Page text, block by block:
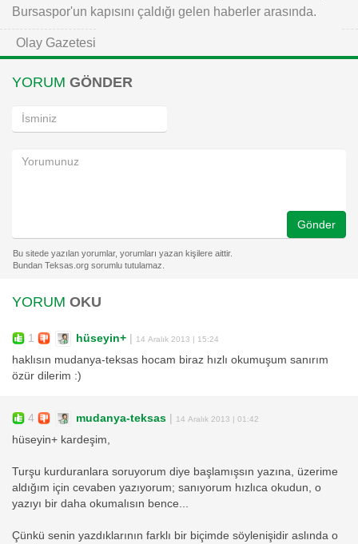
Bursaspor'un kapısını çaldığı gelen haberler arasında.
Olay Gazetesi
YORUM GÖNDER
Gönder
YORUM OKU
1 hüseyin+ | 14 Aralık 2013 | 15:24
haklısın mudanya-teksas hocam biraz hızlı okumuşum sanırım
özür dilerim :)
4 mudanya-teksas | 14 Aralık 2013 | 01:42
hüseyin+ kardeşim,
Turşu kurduranlara soruyorum diye başlamışsın yazına, üzerime
aldığım için cevaben yazıyorum; sanıyorum hızlıca okudun, o
yazıyı bir daha okumalısın bence...
Çünkü senin yazdıklarının farklı bir biçimde söylenişidir aslında o